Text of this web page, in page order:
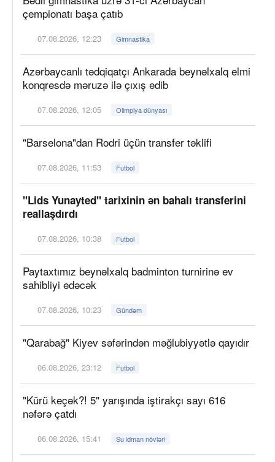
çempionatı başa çatıb
07.08.2026, 12:23 Gimnastika
Azərbaycanlı tədqiqatçı Ankarada beynəlxalq elmi
konqresdə məruzə ilə çıxış edib
07.08.2026, 12:05 Olimpiya dünyası
"Barselona"dan Rodri üçün transfer təklifi
07.08.2026, 11:53 Futbol
"Lids Yunayted" tarixinin ən bahalı transferini
reallaşdırdı
07.08.2026, 10:38 Futbol
Paytaxtımız beynəlxalq badminton turnirinə ev
sahibliyi edəcək
07.08.2026, 10:23 Gündəm
"Qarabağ" Kiyev səfərindən məğlubiyyətlə qayıdır
06.08.2026, 23:12 Futbol
"Kürü keçək?! 5" yarışında iştirakçı sayı 616
nəfərə çatdı
06.08.2026, 15:41 Su idman növləri